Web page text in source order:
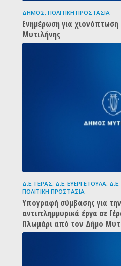
ΔΉΜΟΣ, ΠΟΛΙΤΙΚΉ ΠΡΟΣΤΑΣΊΑ
Ενημέρωση για
Μυτιλήνης
Δ.Ε. ΓΈΡΑΣ, Δ.Ε. ΕΥΕΡΓΈΤΟΥΛΑ,
ΠΟΛΙΤΙΚΉ ΠΡΟΣΤΑΣΊΑ
Υπογραφή σύμβασης για
αντιπλημμυρικά έργα σε
Πλωμάρι από τον Δήμο